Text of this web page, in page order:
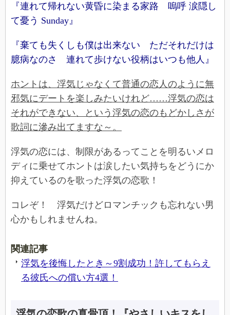
『連れて帰れない黄昏に染まる家路 嗚呼 涙隠し
て憂う Sunday』
『棄ても失くしも僕は出来ない ただそれだけは
臆病なのさ 連れて歩けない役柄はいつも他人』
ホントは、浮気じゃなくて普通の恋人のように無
邪気にデートを楽しみたいけれど……浮気の恋は
それができない、という浮気の恋のもどかしさが
歌詞に滲み出てますな～。
浮気の恋には、制限があるってことを明るいメロ
ディに乗せてホントは涙したい気持ちをどうにか
抑えているのを歌った浮気の恋歌！
コレぞ！ 浮気だけどロマンチックも忘れない男
心かもしれませんね。
関連記事
浮気を後悔したとき～9割成功！許してもらえ
る彼氏への償い方4選！